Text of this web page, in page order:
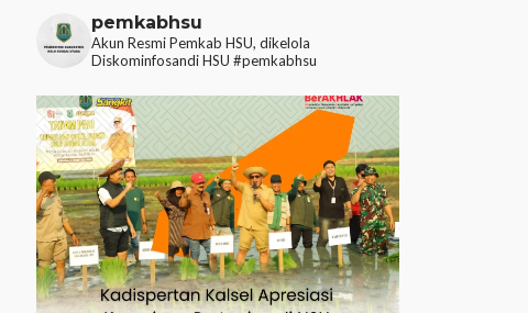
pemkabhsu
Akun Resmi Pemkab HSU, dikelola
Diskominfosandi HSU #pemkabhsu